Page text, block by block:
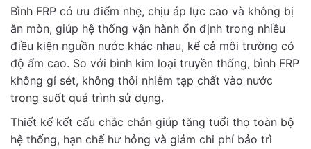
Bình FRP có ưu điểm nhẹ, chịu áp lực cao và không bị
ăn mòn, giúp hệ thống vận hành ổn định trong nhiều
điều kiện nguồn nước khác nhau, kể cả môi trường có
độ ẩm cao. So với bình kim loại truyền thống, bình FRP
không gỉ sét, không thôi nhiễm tạp chất vào nước
trong suốt quá trình sử dụng.
Thiết kế kết cấu chắc chắn giúp tăng tuổi thọ toàn bộ
hệ thống, hạn chế hư hỏng và giảm chi phí bảo trì